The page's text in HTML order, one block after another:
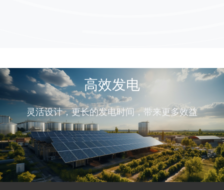
高效发电
灵活设计，更长的发电时间，带来更多效益